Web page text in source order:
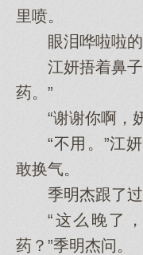
里喷。
眼泪哗啦啦的
江妍捂着鼻子
药。”
“谢谢你‌啊，妍
“不用‌。”江妍
敢换气。
季明杰跟了过
“这么晚了，
药？”季明杰问。